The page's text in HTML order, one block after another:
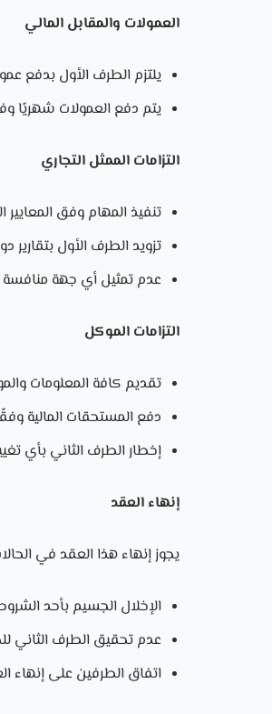
العمولات والمقابل المالي
يلتزم الطرف الأول بدفع
يتم دفع العمولات شهريًا
التزامات الممثل التجاري
تنفيذ المهام وفق المعايير
تزويد الطرف الأول بتقارير
عدم تمثيل أي جهة منافسة
التزامات الموكل
تقديم كافة المعلومات
دفع المستحقات المالية
إخطار الطرف الثاني بأي
إنهاء العقد
يجوز إنهاء هذا العقد في
الإخلال الجسيم بأحد
عدم تحقيق الطرف الثاني
اتفاق الطرفين على